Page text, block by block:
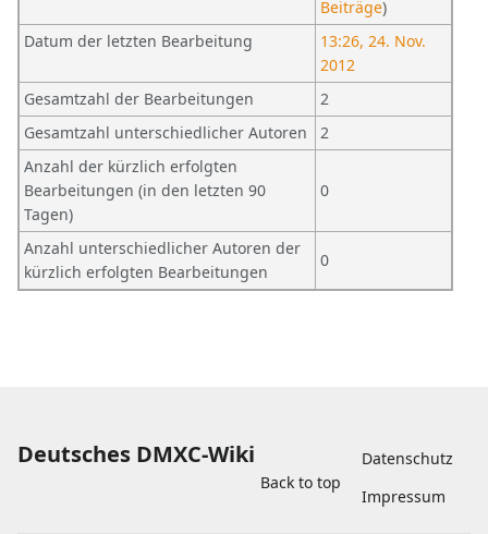
Beiträge)
Datum der letzten Bearbeitung
13:26, 24. Nov.
2012
Gesamtzahl der Bearbeitungen
2
Gesamtzahl unterschiedlicher Autoren
2
Anzahl der kürzlich erfolgten
Bearbeitungen (in den letzten 90
Tagen)
0
Anzahl unterschiedlicher Autoren der
kürzlich erfolgten Bearbeitungen
0
Deutsches DMXC-Wiki
Back to top
Datenschutz
Impressum